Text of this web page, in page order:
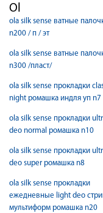
Ol
ola silk sense ватные
n200 / п / эт
ola silk sense ватные
n300 /пласт/
ola silk sense прокладки
night ромашка индля уп n7
ola silk sense прокладки
deo normal ромашка n10
ola silk sense прокладки
deo super ромашка n8
ola silk sense прокладки
ежедневные light deo
мультиформ ромашка n20